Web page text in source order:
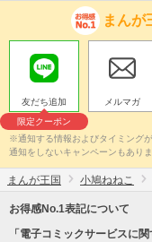
まんが
友だち追加
限定クーポン
メルマガ
※通知する情報およびタイミング
通知をしないキャンペーンもあり
まんが王国 小鳩ねねこ
お得感No.1表記について
「電子コミックサービスに